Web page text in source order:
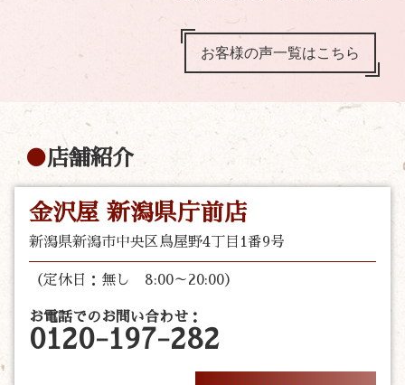
お客様の声一覧はこちら
店舗紹介
金沢屋 新潟県庁前店
新潟県新潟市中央区鳥屋野4丁目1番9号
（定休日：無し 8:00～20:00）
お電話でのお問い合わせ：
0120-197-282